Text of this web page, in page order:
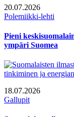
20.07.2026
Polemiikki-lehti
Pieni
ympäri Suomea
18.07.2026
Gallupit